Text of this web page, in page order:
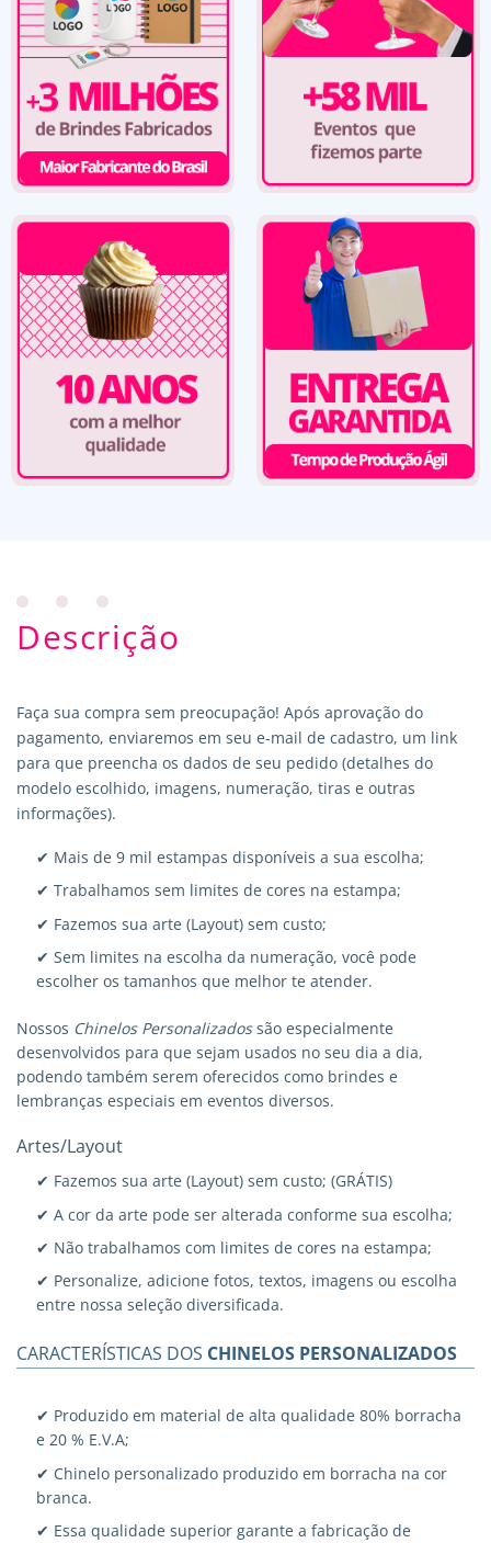
Descrição
Faça sua compra sem preocupação! Após aprovação do
pagamento, enviaremos em seu e-mail de cadastro, um link
para que preencha os dados de seu pedido (detalhes do
modelo escolhido, imagens, numeração, tiras e outras
informações).
✔ Mais de 9 mil estampas disponíveis a sua escolha;
✔ Trabalhamos sem limites de cores na estampa;
✔ Fazemos sua arte (Layout) sem custo;
✔ Sem limites na escolha da numeração, você pode
escolher os tamanhos que melhor te atender.
Nossos Chinelos Personalizadossão especialmente
desenvolvidos para que sejam usados no seu dia a dia,
podendo também serem oferecidos como brindes e
lembranças especiais em eventos diversos.
Artes/Layout
✔ Fazemos sua arte (Layout) sem custo; (GRÁTIS)
✔ A cor da arte pode ser alterada conforme sua escolha;
✔ Não trabalhamos com limites de cores na estampa;
✔ Personalize, adicione fotos, textos, imagens ou escolha
entre nossa seleção diversificada.
CARACTERÍSTICAS DOS CHINELOS PERSONALIZADOS
✔ Produzido em material de alta qualidade 80% borracha
e 20 % E.V.A;
✔ Chinelo personalizado produzido em borracha na cor
branca.
✔ Essa qualidade superior garante a fabricação de